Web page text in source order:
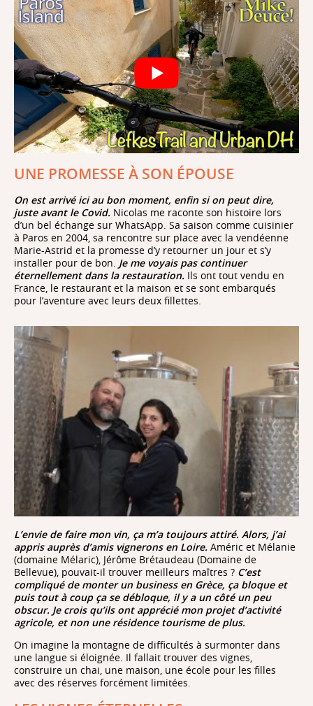
UNE PROMESSE À SON ÉPOUSE
On est arrivé ici au bon moment, enfin si on peut dire,
juste avant le Covid. Nicolas me raconte son histoire lors
d’un bel échange sur WhatsApp. Sa saison comme cuisinier
à Paros en 2004, sa rencontre sur place avec la vendéenne
Marie-Astrid et la promesse d’y retourner un jour et s’y
installer pour de bon. Je me voyais pas continuer
éternellement dans la restauration. Ils ont tout vendu en
France, le restaurant et la maison et se sont embarqués
pour l’aventure avec leurs deux fillettes.
L’envie de faire mon vin, ça m’a toujours attiré. Alors, j’ai
appris auprès d’amis vignerons en Loire. Améric et Mélanie
(domaine Mélaric), Jérôme Brétaudeau (Domaine de
Bellevue), pouvait-il trouver meilleurs maîtres ? C’est
compliqué de monter un business en Grèce, ça bloque et
puis tout à coup ça se débloque, il y a un côté un peu
obscur. Je crois qu’ils ont apprécié mon projet d’activité
agricole, et non une résidence tourisme de plus.
On imagine la montagne de difficultés à surmonter dans
une langue si éloignée. Il fallait trouver des vignes,
construire un chai, une maison, une école pour les filles
avec des réserves forcément limitées.